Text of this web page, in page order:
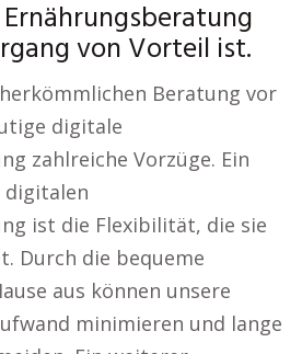
von Vorteil ist.
Beratung vor
digitale
zahlreiche Vorzüge. Ein
ist die Flexibilität, die sie
Durch die bequeme
aus können unsere
minimieren und lange